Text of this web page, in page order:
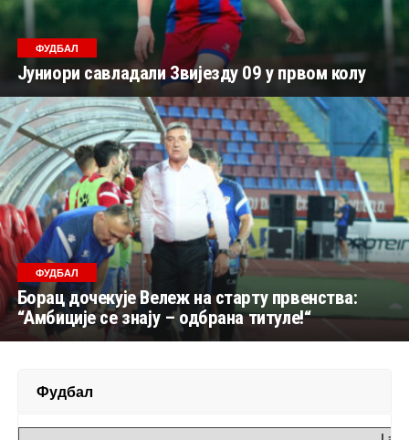
ФУДБАЛ
Јуниори савладали Звијезду 09 у првом колу
ФУДБАЛ
Борац дочекује Вележ на старту првенства:
“Амбиције се знају – одбрана титуле!“
Фудбал